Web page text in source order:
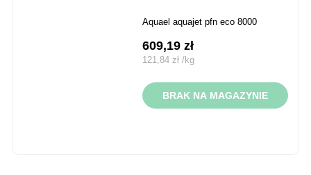
aquael aquajet pfn eco 8000
609,19zł
121,84zł /kg
BRAK NA MAGAZYNIE